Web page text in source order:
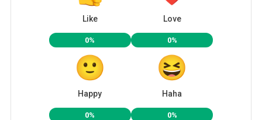
Like Love
0%
Happy
0%
Haha
0% 0%